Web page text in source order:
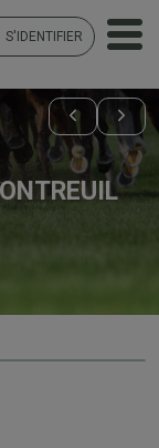
S'IDENTIFIER